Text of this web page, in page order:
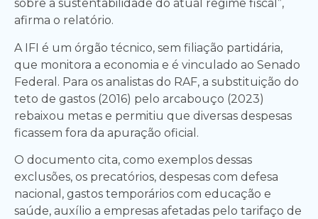
sobre a sustentabilidade do atual regime fiscal”,
afirma o relatório.
A IFI é um órgão técnico, sem filiação partidária,
que monitora a economia e é vinculado ao Senado
Federal. Para os analistas do RAF, a substituição do
teto de gastos (2016) pelo arcabouço (2023)
rebaixou metas e permitiu que diversas despesas
ficassem fora da apuração oficial.
O documento cita, como exemplos dessas
exclusões, os precatórios, despesas com defesa
nacional, gastos temporários com educação e
saúde, auxílio a empresas afetadas pelo tarifaço de